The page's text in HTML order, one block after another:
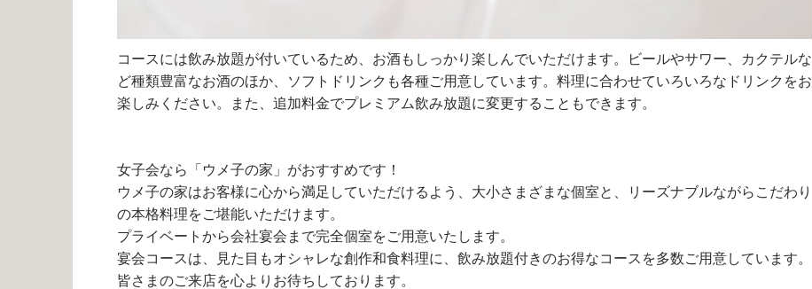
コースには飲み放題が付いているため、お酒もしっかり楽しんでいただけます。ビールやサワー、カクテルな
ど種類豊富なお酒のほか、ソフトドリンクも各種ご用意しています。料理に合わせていろいろなドリンクをお
楽しみください。また、追加料金でプレミアム飲み放題に変更することもできます。
女子会なら「ウメ子の家」がおすすめです！
ウメ子の家はお客様に心から満足していただけるよう、大小さまざまな個室と、リーズナブルながらこだわり
の本格料理をご堪能いただけます。
プライベートから会社宴会まで完全個室をご用意いたします。
宴会コースは、見た目もオシャレな創作和食料理に、飲み放題付きのお得なコースを多数ご用意しています。
皆さまのご来店を心よりお待ちしております。